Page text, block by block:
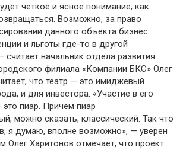
четкое и ясное понимание, как
Возможно, за право
данного объекта бизнес
и льготы где-то в другой
считает начальник отдела развития
филиала «Компании БКС» Олег
что театр — это имиджевый
и для инвестора. «Участие в его
это пиар. Причем пиар
можно сказать, классический. Так что
я думаю, вполне возможно», — уверен
Олег Харитонов отмечает, что проект